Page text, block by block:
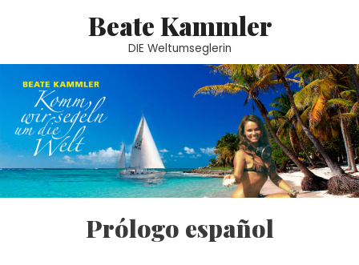
Beate Kammler
DIE Weltumseglerin
Prólogo español